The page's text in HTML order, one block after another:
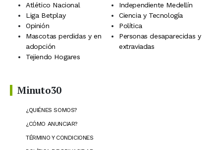
Atlético Nacional
Independiente Medellín
Liga Betplay
Ciencia y Tecnología
Opinión
Política
Mascotas perdidas y en
adopción
Personas desaparecidas y
extraviadas
Tejiendo Hogares
Minuto30
¿QUIÉNES SOMOS?
¿CÓMO ANUNCIAR?
TÉRMINO Y CONDICIONES